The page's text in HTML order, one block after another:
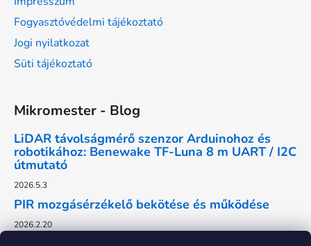
Fogyasztóvédelmi tájékoztató
Jogi nyilatkozat
Süti tájékoztató
Mikromester - Blog
LiDAR távolságmérő szenzor Arduinohoz és
robotikához: Benewake TF-Luna 8 m UART / I2C
útmutató
2026.5.3
PIR mozgásérzékelő bekötése és működése
2026.2.20